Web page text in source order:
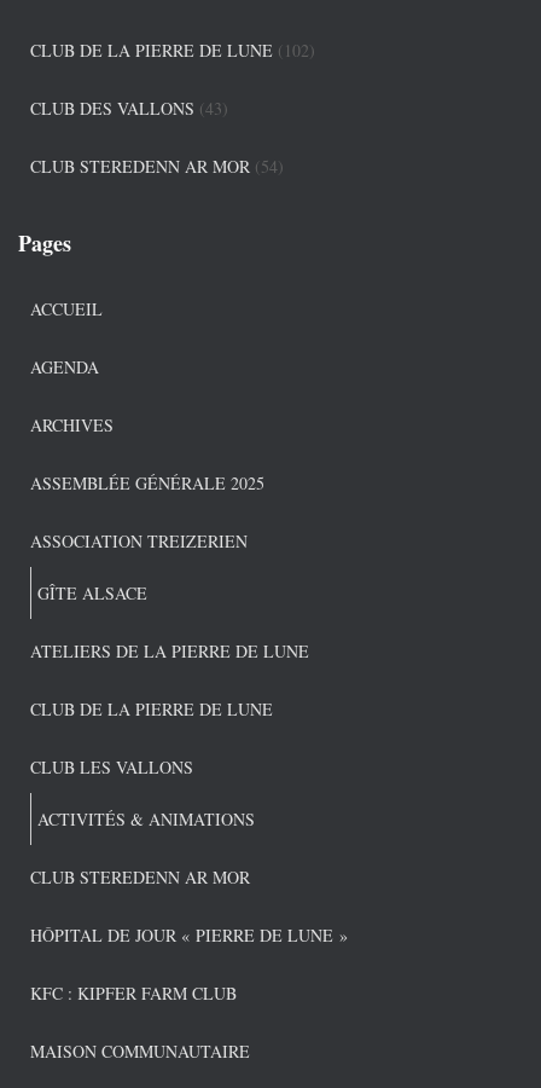
CLUB DE LA PIERRE DE LUNE (102)
CLUB DES VALLONS (43)
CLUB STEREDENN AR MOR (54)
Pages
ACCUEIL
AGENDA
ARCHIVES
ASSEMBLÉE GÉNÉRALE 2025
ASSOCIATION TREIZERIEN
GÎTE ALSACE
ATELIERS DE LA PIERRE DE LUNE
CLUB DE LA PIERRE DE LUNE
CLUB LES VALLONS
ACTIVITÉS & ANIMATIONS
CLUB STEREDENN AR MOR
HÔPITAL DE JOUR « PIERRE DE LUNE »
KFC : KIPFER FARM CLUB
MAISON COMMUNAUTAIRE